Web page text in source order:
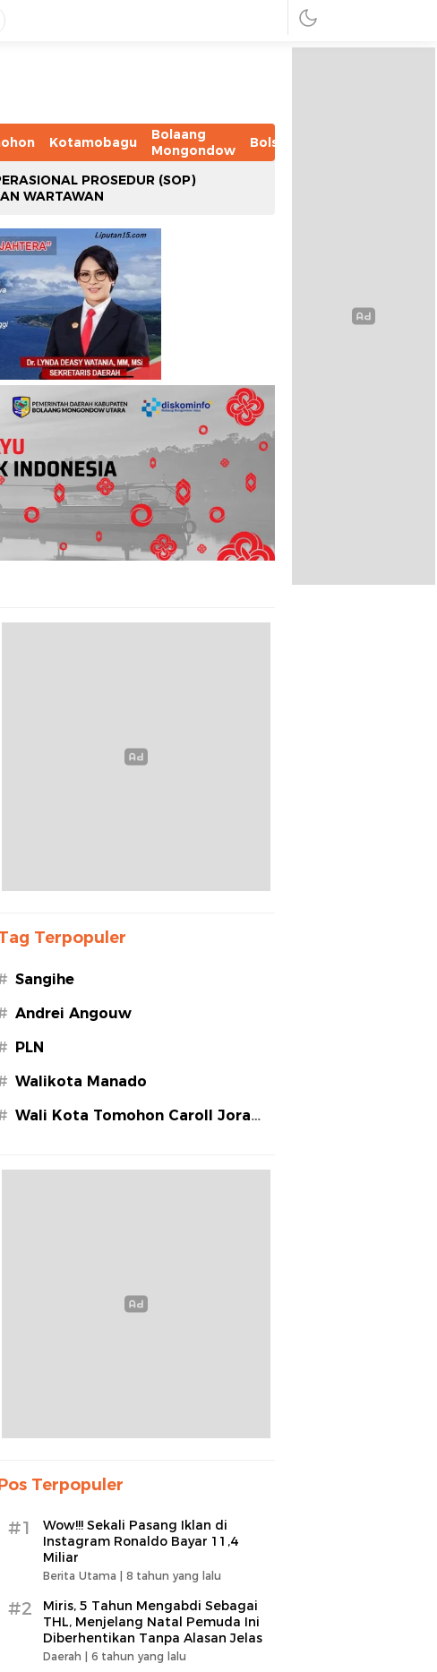
Kotamobagu
Bolaang
Mongondow
Bolsel
PROSEDUR (SOP)
WARTAWAN
Terpopuler
Sangihe
Andrei Angouw
PLN
Walikota Manado
Wali Kota Tomohon Caroll Joram
Terpopuler
#1
Wow!!! Sekali Pasang Iklan di
Instagram Ronaldo Bayar 11,4
Miliar
Berita Utama | 8 tahun yang lalu
#2
Miris, 5 Tahun Mengabdi Sebagai
THL, Menjelang Natal Pemuda Ini
Diberhentikan Tanpa Alasan Jelas
Daerah | 6 tahun yang lalu